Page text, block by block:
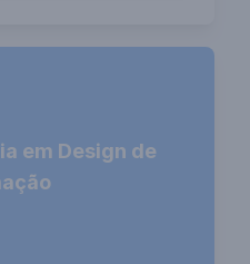
em Design de